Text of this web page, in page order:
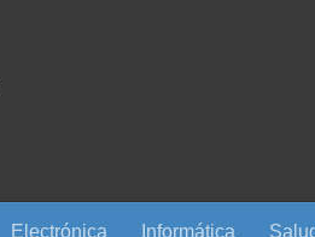
Electrónica Informática